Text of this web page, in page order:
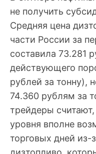
не получить
Средняя цена
части России за
составила 73.281
действующего
рублей за тонну),
74.360 рублям за
трейдеры
уровня вполне
торговых дней из-